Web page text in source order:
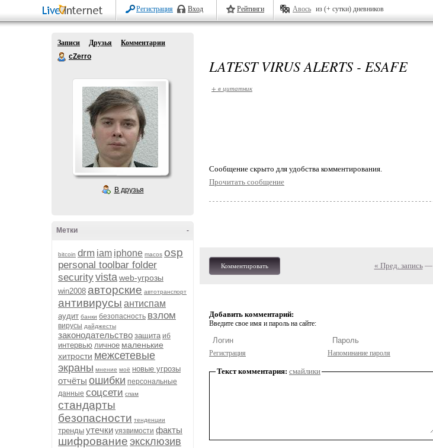
Регистрация Вход Рейтинги Авось из (+ сутки) дневников
Записи Друзья
Комментарии
cZerro
В друзья
-
Метки
bitcoin drm iam iphone macos osp
personal toolbar folder
securityvistaweb-угрозы
win2008 авторские автотранспорт
антивирусы антиспам
аудит банки безопасность взлом
вирусы дайджесты
законодательство защита иб
интервью личное маленькие
хитрости межсетевые
экраны мнение моё новые угрозы
отчёты ошибки персональные
данные соцсети спам
стандарты
безопасности тенденции
тренды утечки уязвимости факты
шифрование эксклюзив
LATEST VIRUS ALERTS - ESAFE
+ в цитатник
Cообщение скрыто для удобства комментирования.
Прочитать сообщение
Комментировать « Пред. запись—
Добавить комментарий:
Введите свое имя и пароль на сайте:
Регистрация Напоминание пароля
Текст комментария: смайлики